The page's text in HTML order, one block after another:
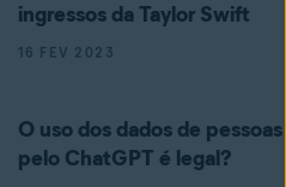
ingressos da Taylor Swift
16 FEV 2023
O uso dos dados de pessoas
pelo ChatGPT é legal?